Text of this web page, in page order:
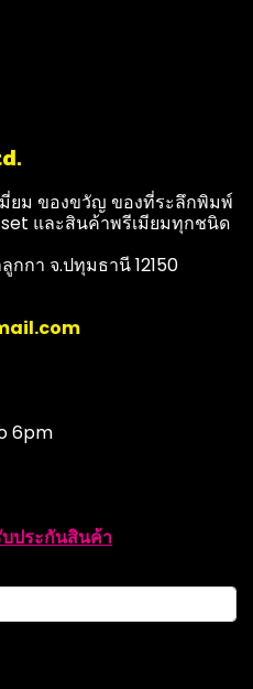
ยม ของขวัญ ของที่ระลึกพิมพ์
และสินค้าพรีเมียมทุกชนิด
กกา จ.ปทุมธานี 12150
6pm
ประกันสินค้า